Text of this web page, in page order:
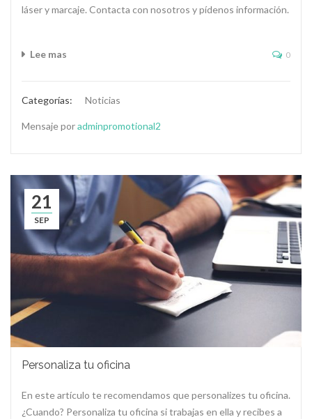
láser y marcaje. Contacta con nosotros y pídenos información.
Lee mas 0
Categorías: Noticias
Mensaje poradminpromotional2
21
SEP
Personaliza tu oficina
En este artículo te recomendamos que personalizes tu oficina.
¿Cuando? Personaliza tu oficina si trabajas en ella y recibes a